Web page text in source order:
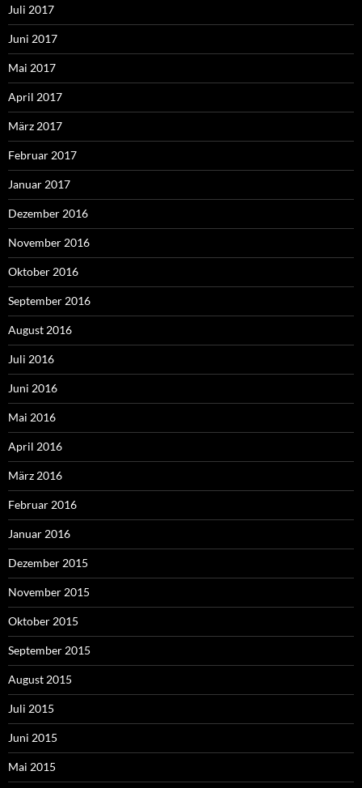
Juli 2017
Juni 2017
Mai 2017
April 2017
März 2017
Februar 2017
Januar 2017
Dezember 2016
November 2016
Oktober 2016
September 2016
August 2016
Juli 2016
Juni 2016
Mai 2016
April 2016
März 2016
Februar 2016
Januar 2016
Dezember 2015
November 2015
Oktober 2015
September 2015
August 2015
Juli 2015
Juni 2015
Mai 2015